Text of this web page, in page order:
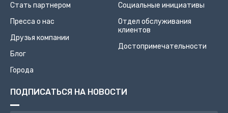
Стать партнером
Пресса о нас
Друзья компании
Блог
Города
Социальные инициативы
Отдел обслуживания
клиентов
Достопримечательности
ПОДПИСАТЬСЯ НА НОВОСТИ